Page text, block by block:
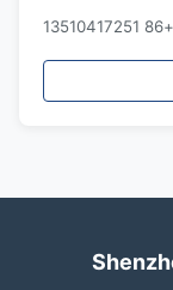
+86 13510417251